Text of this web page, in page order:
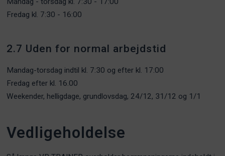
Fredag kl. 7:30 - 16:00
2.7 Uden for normal arbejdstid
Mandag-torsdag indtil kl. 7:30 og efter kl. 17:00
Fredag efter kl. 16.00
Weekender, helligdage, grundlovsdag, 24/12, 31/12 og 1/1
Vedligeholdelse